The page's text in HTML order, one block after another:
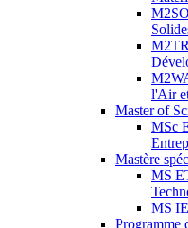
l'Air
Master of
MSc
Mastère
MS
MS
Programme